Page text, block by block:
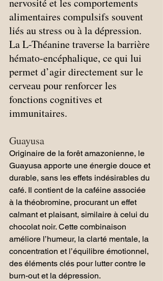
alimentaires compulsifs souvent
liés au stress ou à la dépression.
La L-Théanine traverse la barrière
hémato-encéphalique, ce qui lui
permet d’agir directement sur le
cerveau pour renforcer les
fonctions cognitives et
immunitaires.
Guayusa
Originaire de la forêt amazonienne, le
Guayusa apporte une énergie douce et
durable, sans les effets indésirables du
café. Il contient de la caféine associée
à la théobromine, procurant un effet
calmant et plaisant, similaire à celui du
chocolat noir. Cette combinaison
améliore l’humeur, la clarté mentale, la
concentration et l’équilibre émotionnel,
des éléments clés pour lutter contre le
burn-out et la dépression.